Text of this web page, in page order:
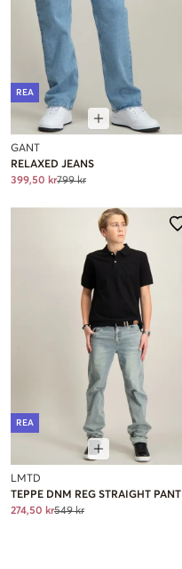
REA
GANT
RELAXED JEANS
399,50 kr799 kr
REA
LMTD
TEPPE DNM REG STRAIGHT PANT
274,50 kr549 kr